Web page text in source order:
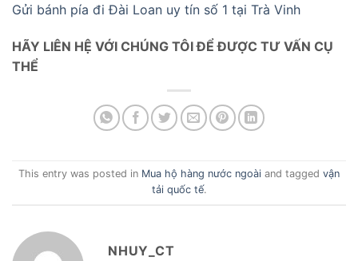
Gửi bánh pía đi Đài Loan uy tín số 1 tại Trà Vinh
HÃY LIÊN HỆ VỚI CHÚNG TÔI ĐỂ ĐƯỢC TƯ VẤN CỤ
THỂ
This entry was posted in Mua hộ hàng nước ngoài and tagged vận
tải quốc tế.
NHUY_CT